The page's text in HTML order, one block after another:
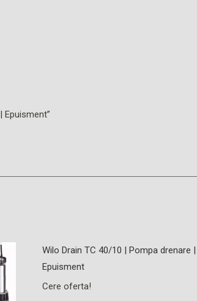
Epuisment”
Wilo Drain TC 40/10 | Pompa drenare |
Epuisment
Cere oferta!